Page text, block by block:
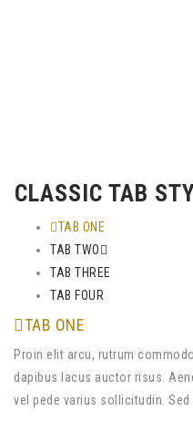
CLASSIC TAB
TAB ONE
TAB TWO
TAB THREE
TAB FOUR
TAB ONE
Proin elit arcu, rutrum
dapibus lacus auctor risus.
vel pede varius sollicitudin.